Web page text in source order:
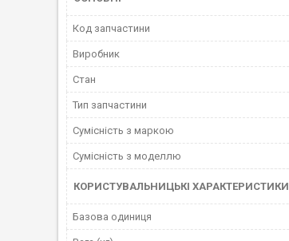
Код запчастини
Виробник
Стан
Тип запчастини
Сумісність з маркою
Сумісність з моделлю
КОРИСТУВАЛЬНИЦЬКІ ХАРАКТЕРИСТИКИ
Базова одиниця